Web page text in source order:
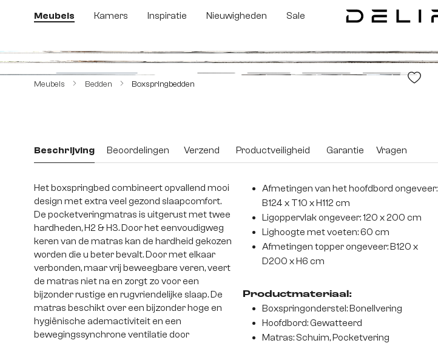
naar de hoofdinhoud
Ga naar de zoekopdracht
Ga naar de hoofdnavigatie
Meubels Kamers Inspiratie Nieuwigheden Sale
Meubels Bedden Boxspringbedden
Beschrijving Beoordelingen Verzend Productveiligheid Garantie Vragen
Het boxspringbed combineert opvallend mooi
design met extra veel gezond slaapcomfort.
De pocketveringmatras is uitgerust met twee
hardheden, H2 & H3. Door het eenvoudigweg
keren van de matras kan de hardheid gekozen
worden die u beter bevalt. Door met elkaar
verbonden, maar vrij beweegbare veren, veert
de matras niet na en zorgt zo voor een
bijzonder rustige en rugvriendelijke slaap. De
matras beschikt over een bijzonder hoge en
hygiënische ademactiviteit en een
bewegingssynchrone ventilatie door
Afmetingen van het hoofdbord ongeveer:
B124 x T10 x H112 cm
Ligoppervlak ongeveer: 120 x 200 cm
Lighoogte met voeten: 60 cm
Afmetingen topper ongeveer: B120 x
D200 x H6 cm
Productmateriaal:
Boxspringonderstel: Bonellvering
Hoofdbord: Gewatteerd
Matras: Schuim, Pocketvering